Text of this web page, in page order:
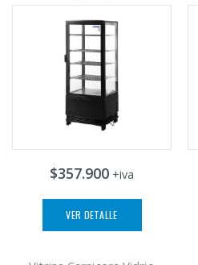
$357.900 +iva
VER DETALLE